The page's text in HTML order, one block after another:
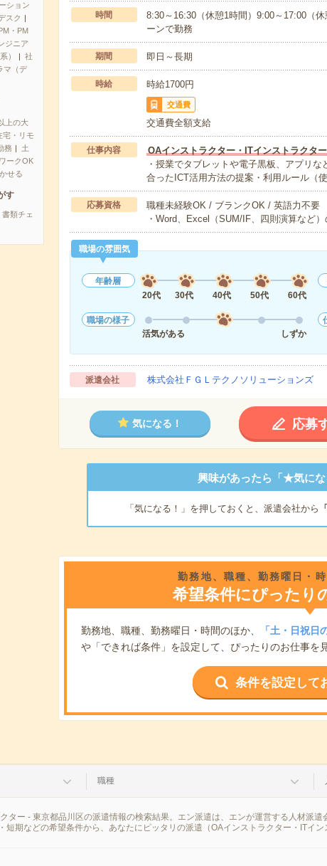
ション
スク
・PM
ジニア
）
社
マ（デ
上の大
宅・リモ
務
土
ークOK
せる
す
書類チェ
時間
8:30～16:30（休憩1時間）9:00～17:00（
ーンで勤務
期間 即日～長期
時給 時給1700円
交通費
交通費全額支給
仕事内容
OAインストラクター・ITインストラクター
・授業でタブレットや電子黒板、アプリ
合ったICT活用方法の提案・利用ルール（
応募資格
職種未経験OK / ブランクOK / 英語力不要
・Word、Excel（SUM/IF、四則演算など
職場の雰囲気
年齢層
20代
30代 40代 50代 60代
職場の様子
活気がある
しずか
派遣会社 株式会社ＦＧＬテクノソリューションズ
気になる！ 応募
興味があったら「★気にな
「気になる！」を押しておくと、派遣会社から
勤務地、職種、勤務曜日・
希望条件にぴったり
勤務地、職種、勤務曜日・時間のほか、 「土・日祝日
や「できれば条件」を設定して、ぴったりのお仕事を
条件を設定して
職種
ター - 東京都品川区の派遣情報の検索結果。エン派遣は、エンが運営する人材派
短期などの希望条件から、あなたにピッタリの派遣（OAインストラクター・ITイン